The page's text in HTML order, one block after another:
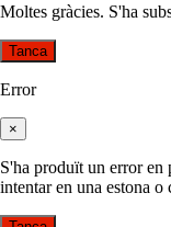
Moltes gràcies. S'ha
Tanca
Error
×
S'ha produït un error en
intentar en una estona o